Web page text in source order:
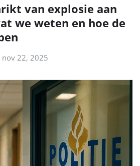
van explosie aan
we weten en hoe de
nov 22, 2025